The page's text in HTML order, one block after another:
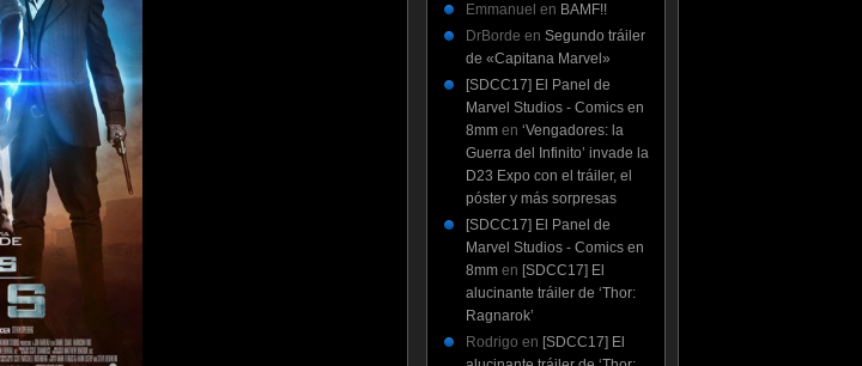
Emmanuel en BAMF!!
DrBorde en Segundo tráiler
de «Capitana Marvel»
[SDCC17] El Panel de
Marvel Studios - Comics en
8mmen ‘Vengadores: la
Guerra del Infinito’ invade la
D23 Expo con el tráiler, el
póster y más sorpresas
[SDCC17] El Panel de
Marvel Studios - Comics en
8mmen [SDCC17] El
alucinante tráiler de ‘Thor:
Ragnarok’
Rodrigo en [SDCC17] El